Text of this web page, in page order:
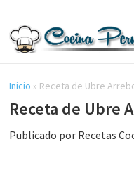
contenido
lateral
principal
Cocina
Peruana,
Recetas
de
Comida
Inicio » Receta de Ubre
Receta de Ubre
Publicado por Recetas